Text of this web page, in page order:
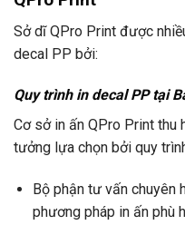
Sở dĩ QPro Print được
decal PP bởi:
Quy trình in decal PP tại
Cơ sở in ấn QPro Print thu
tưởng lựa chọn bởi quy
Bộ phận tư vấn chuyên
phương pháp in ấn phù